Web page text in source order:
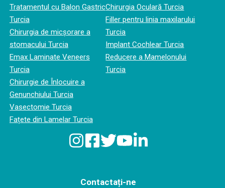
Tratamentul cu Balon Gastric
Turcia
Chirurgia de micșorare a
stomacului Turcia
Emax Laminate Veneers
Turcia
Chirurgie de Înlocuire a
Genunchiului Turcia
Vasectomie Turcia
Fațete din Lamelar Turcia
Chirurgia Oculară Turcia
Filler pentru linia maxilarului
Turcia
Implant Cochlear Turcia
Reducere a Mamelonului
Turcia
Contactați-ne